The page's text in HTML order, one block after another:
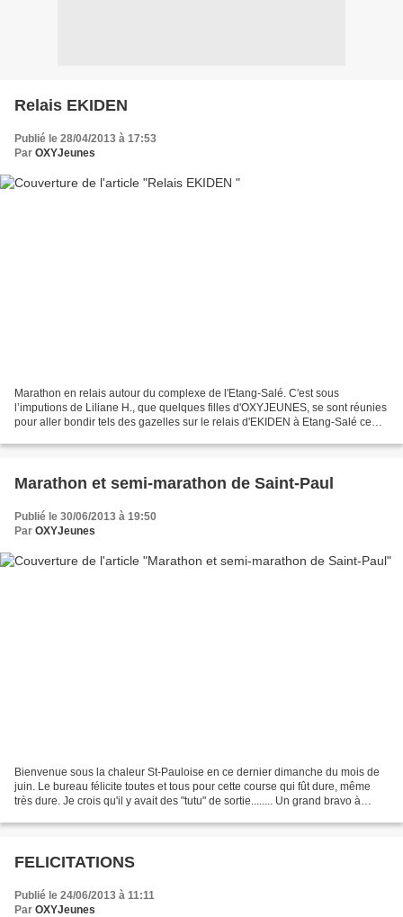
Relais EKIDEN
Publié le 28/04/2013 à 17:53
Par OXYJeunes
Marathon en relais autour du complexe de l'Etang-Salé. C'est sous
l’imputions de Liliane H., que quelques filles d'OXYJEUNES, se sont réunies
pour aller bondir tels des gazelles sur le relais d'EKIDEN à Etang-Salé ce
Marathon et semi-marathon de Saint-Paul
Publié le 30/06/2013 à 19:50
Par OXYJeunes
Bienvenue sous la chaleur St-Pauloise en ce dernier dimanche du mois de
juin. Le bureau félicite toutes et tous pour cette course qui fût dure, même
très dure. Je crois qu'il y avait des "tutu" de sortie........ Un grand bravo à
FELICITATIONS
Publié le 24/06/2013 à 11:11
Par OXYJeunes